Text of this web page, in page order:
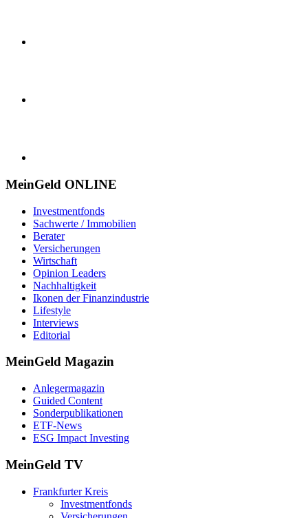
MeinGeld ONLINE
Investmentfonds
Sachwerte / Immobilien
Berater
Versicherungen
Wirtschaft
Opinion Leaders
Nachhaltigkeit
Ikonen der Finanzindustrie
Lifestyle
Interviews
Editorial
MeinGeld Magazin
Anlegermagazin
Guided Content
Sonderpublikationen
ETF-News
ESG Impact Investing
MeinGeld TV
Frankfurter Kreis
Investmentfonds